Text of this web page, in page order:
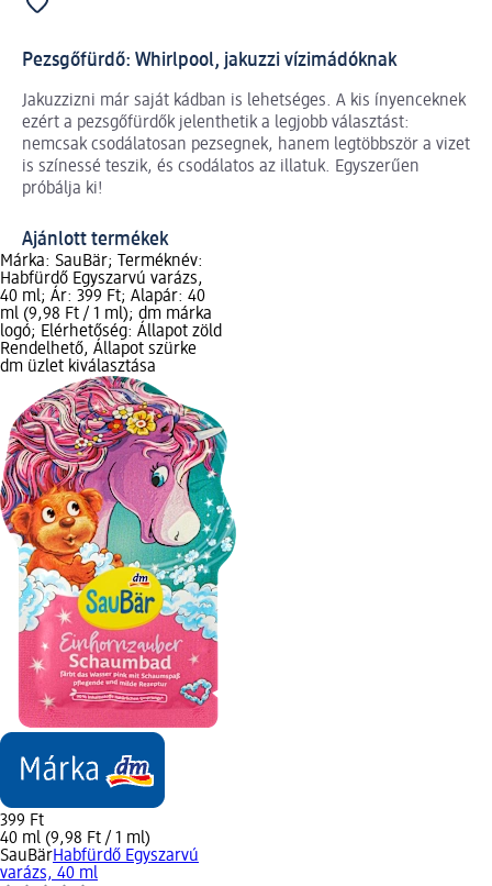
Pezsgőfürdő: Whirlpool, jakuzzi vízimádóknak
Jakuzzizni már saját kádban is lehetséges. A kis ínyenceknek
ezért a pezsgőfürdők jelenthetik a legjobb választást:
nemcsak csodálatosan pezsegnek, hanem legtöbbször a vizet
is színessé teszik, és csodálatos az illatuk. Egyszerűen
próbálja ki!
Ajánlott termékek
Márka: SauBär; Terméknév:
Habfürdő Egyszarvú varázs,
40 ml; Ár: 399 Ft; Alapár: 40
ml (9,98 Ft / 1 ml); dm márka
logó; Elérhetőség: Állapot zöld
Rendelhető, Állapot szürke
dm üzlet kiválasztása
399 Ft
40 ml (9,98 Ft / 1 ml)
SauBärHabfürdő Egyszarvú
varázs, 40 ml